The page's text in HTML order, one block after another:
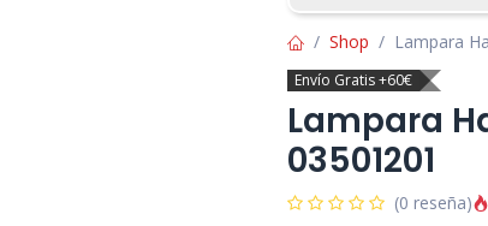
Shop Lampara
Envío Gratis +60€
Lampara
03501201
(0 reseña)